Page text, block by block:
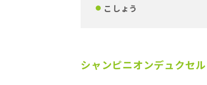
こしょう
シャンピニオンデュクセル